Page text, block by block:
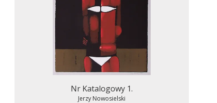
Nr Katalogowy 1.
Jerzy Nowosielski